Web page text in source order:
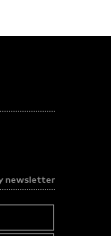
newsletter